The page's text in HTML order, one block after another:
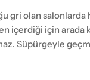
gri olan salonlarda
içerdiği için arada
Süpürgeyle